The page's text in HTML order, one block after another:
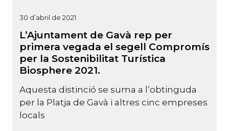
30 d’abril de 2021
L’Ajuntament de Gavà rep per
primera vegada el segell Compromís
per la Sostenibilitat Turística
Biosphere 2021.
Aquesta distinció se suma a l’obtinguda
per la Platja de Gavà i altres cinc empreses
locals